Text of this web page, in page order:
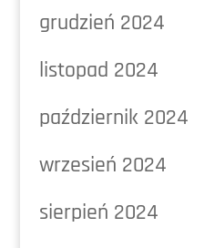
grudzień 2024
listopad 2024
październik 2024
wrzesień 2024
sierpień 2024